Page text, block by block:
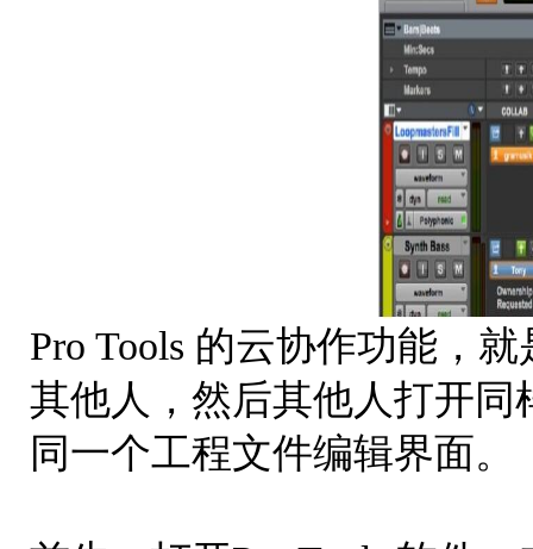
Pro Tools 的云协作功能，
其他人，然后其他人打开同
同一个工程文件编辑界面。